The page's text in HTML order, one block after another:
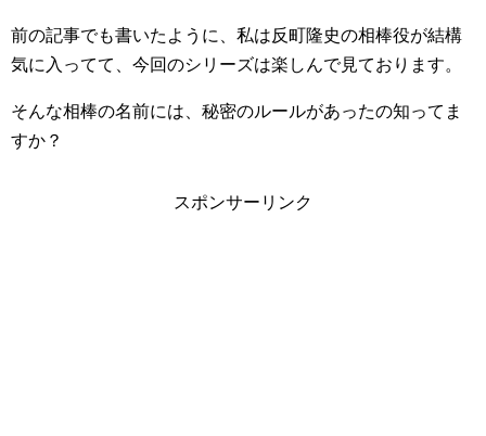
前の記事でも書いたように、私は反町隆史の相棒役が結構
気に入ってて、今回のシリーズは楽しんで見ております。
そんな相棒の名前には、秘密のルールがあったの知ってま
すか？
スポンサーリンク